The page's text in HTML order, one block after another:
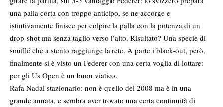
una palla corta con troppo anticipo, se ne accorge e
istintivamente finisce per colpire la palla con la potenza di un
drop-shot ma senza taglio verso l’alto. Risultato? Una specie di
soufflé che a stento raggiunge la rete. A parte i black-out, però,
finalmente si è visto un Federer con una certa voglia di lottare:
per gli Us Open è un buon viatico.
Rafa Nadal stazionario: non è quello del 2008 ma è in una
grande annata, e sembra aver trovato una certa continuità di